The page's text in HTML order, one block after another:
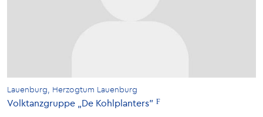
Lauenburg, Herzogtum Lauenburg
Volktanzgruppe „De Kohlplanters"